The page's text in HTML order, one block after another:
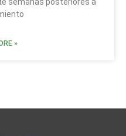
semanas posteriores a
»